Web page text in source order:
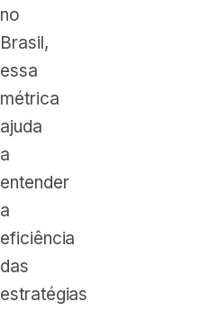
no
Brasil,
essa
métrica
ajuda
a
entender
a
eficiência
das
estratégias